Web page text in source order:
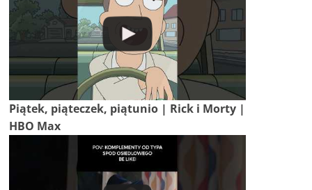
Piątek, piąteczek, piątunio | Rick i Morty |
HBO Max